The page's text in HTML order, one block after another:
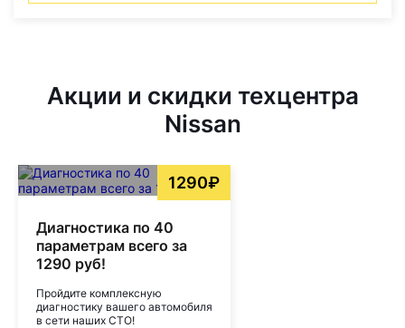
Акции и скидки техцентра
Nissan
1290₽
Диагностика по 40
параметрам всего за
1290 руб!
Пройдите комплексную
диагностику вашего автомобиля
в сети наших СТО!